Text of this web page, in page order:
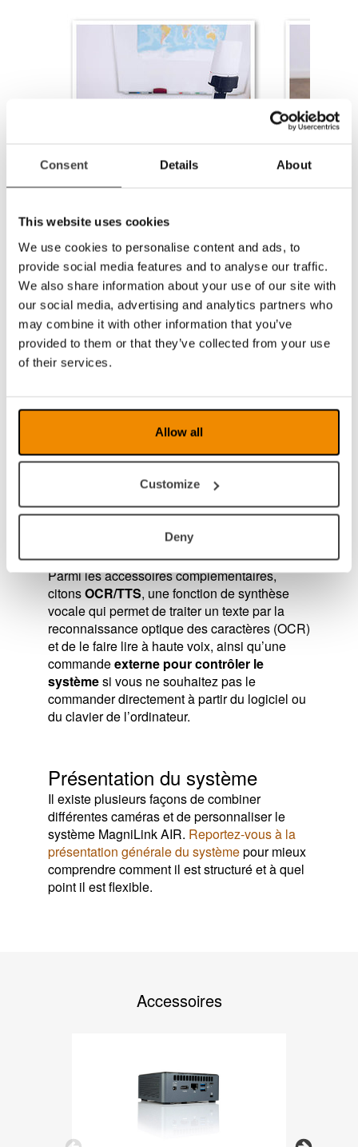
Consent Details About
This website uses cookies
We use cookies to personalise content and ads, to
provide social media features and to analyse our traffic.
We also share information about your use of our site with
our social media, advertising and analytics partners who
may combine it with other information that you’ve
provided to them or that they’ve collected from your use
of their services.
Allow all
Customize
Deny
Des accessoires qui facilitent
le quotidien
Si le système est destiné à être utilisé par un
contrôle et de commandeavec un logiciel
préinstallé. L’image est alors transférée par
de contrôle et de commande qui, à son tour
est connecté à un moniteur indépendant qui
affiche l’image de la caméra. Le boîtier de
commande est inclus, mais vous pouvez
également préférer un clavier et une souris
d’ordinateur pour contrôler le logiciel.
Parmi les accessoires complémentaires,
citonsOCR/TTS, une fonction de synthèse
vocale qui permet de traiter un texte par la
reconnaissance optique des caractères (OCR)
et de le faire lire à haute voix, ainsi qu’une
commandeexterne pour contrôler le
systèmesi vous ne souhaitez pas le
commander directement à partir du logiciel ou
du clavier de l’ordinateur.
Présentation du système
Il existe plusieurs façons de combiner
différentes caméras et de personnaliser le
système MagniLink AIR. Reportez-vous à la
présentation générale du systèmepour mieux
comprendre comment il est structuré et à quel
point il est flexible.
Accessoires
Previous Next